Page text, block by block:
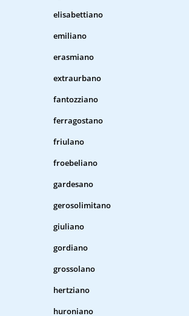
elisabettiano
emiliano
erasmiano
extraurbano
fantozziano
ferragostano
friulano
froebeliano
gardesano
gerosolimitano
giuliano
gordiano
grossolano
hertziano
huroniano